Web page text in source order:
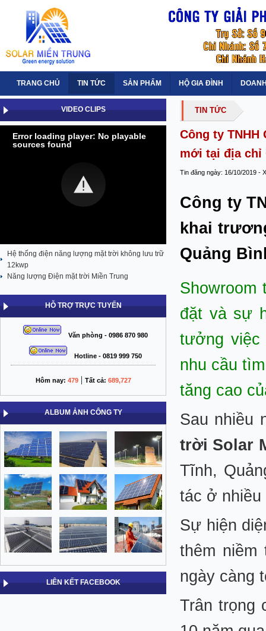
TRANG CHỦ TIN TỨC SẢN PHẨM HỘ GIA ĐÌNH
VIDEO CLIPS
Error loading player: No playable
sources found
Hệ thống điện năng lượng mặt trời không lưu trữ
12kwp
Năng lượng Điện mặt trời Miền Trung
HỖ TRỢ TRỰC TUYẾN
Văn phòng - 0986 870 980
Hotline - 0819 999 750
Hôm nay: 479| Tất cả: 689,727
ALBUM ẢNH CÔNG TY
LIÊN KẾT FACEBOOK
TIN TỨC
Công ty
mới tại địa chỉ
Tin đăng ngày: 16/10/2019 -
Công ty
khai
Quảng
đặt và sự
tưởng việc
nhu cầu
tăng cao
Sau nhiều
trời Solar
Tĩnh,
tác ở
Sự hiện
thêm
ngày càng
Trân trọng